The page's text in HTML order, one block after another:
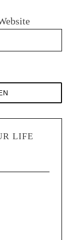
LIFE